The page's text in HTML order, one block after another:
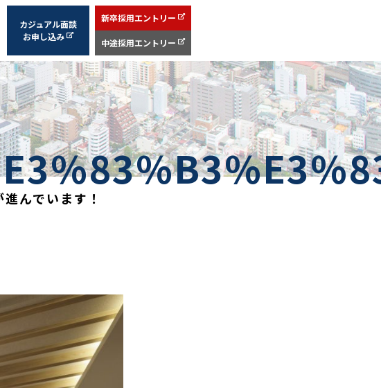
カジュアル面談
お申し込み
新卒採用エントリー
中途採用エントリー
んでいます！